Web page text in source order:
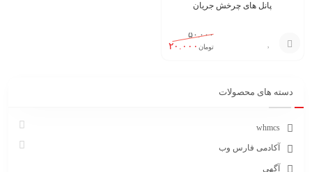
پانل های چرخش جریان
۵۰.۰۰۰
تومان ۲۰.۰۰۰
سبد
دسته های محصولات
whmcs
آکادمی فارس وب
آگهی